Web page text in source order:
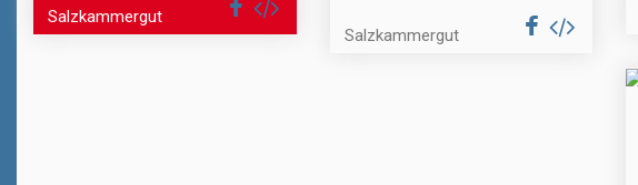
Salzkammergut
Salzkammergut